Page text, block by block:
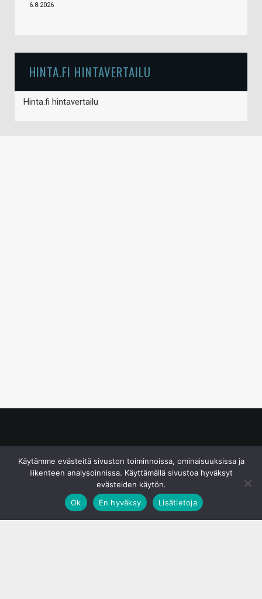
6.8.2026
HINTA.FI HINTAVERTAILU
Hinta.fi hintavertailu
Käytämme evästeitä sivuston toiminnoissa, ominaisuuksissa ja
liikenteen analysoinnissa. Käyttämällä sivustoa hyväksyt
evästeiden käytön.
Ok
En hyväksy Lisätietoja